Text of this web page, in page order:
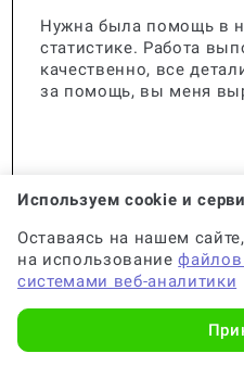
Нужна была помощь в
статистике. Работа
качественно, все
за помощь, вы меня
Используем cookie и
Оставаясь на нашем
на использование
системами веб-аналитики